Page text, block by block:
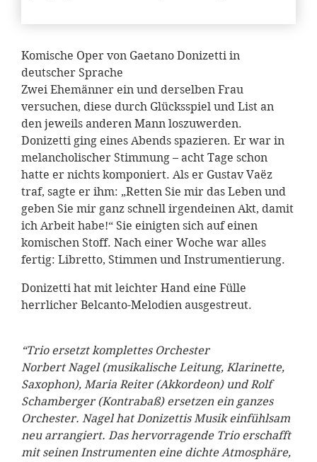
Komische Oper von Gaetano Donizetti in
deutscher Sprache
Zwei Ehemänner ein und derselben Frau
versuchen, diese durch Glücksspiel und List an
den jeweils anderen Mann loszuwerden.
Donizetti ging eines Abends spazieren. Er war in
melancholischer Stimmung – acht Tage schon
hatte er nichts komponiert. Als er Gustav Vaëz
traf, sagte er ihm: „Retten Sie mir das Leben und
geben Sie mir ganz schnell irgendeinen Akt, damit
ich Arbeit habe!“ Sie einigten sich auf einen
komischen Stoff. Nach einer Woche war alles
fertig: Libretto, Stimmen und Instrumentierung.
Donizetti hat mit leichter Hand eine Fülle
herrlicher Belcanto-Melodien ausgestreut.
“Trio ersetzt komplettes Orchester
Norbert Nagel (musikalische Leitung, Klarinette,
Saxophon), Maria Reiter (Akkordeon) und Rolf
Schamberger (Kontrabaß) ersetzen ein ganzes
Orchester. Nagel hat Donizettis Musik einfühlsam
neu arrangiert. Das hervorragende Trio erschafft
mit seinen Instrumenten eine dichte Atmosphäre,